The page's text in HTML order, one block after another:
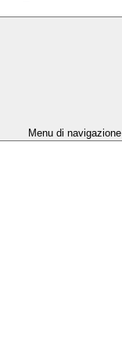
Menu di navigazione